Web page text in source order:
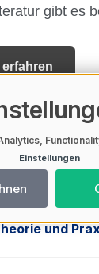
gibt es
Beiträge
Mining
und
Einstellungen